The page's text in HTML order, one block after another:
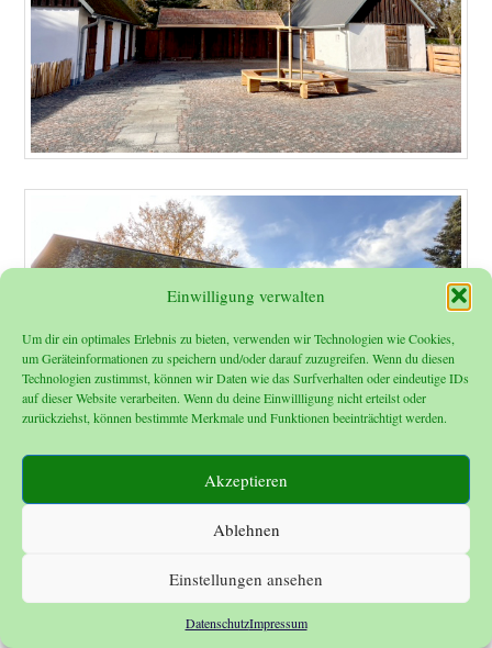
Einwilligung verwalten
Um dir ein optimales Erlebnis zu bieten, verwenden wir Technologien wie Cookies,
um Geräteinformationen zu speichern und/oder darauf zuzugreifen. Wenn du diesen
Technologien zustimmst, können wir Daten wie das Surfverhalten oder eindeutige IDs
auf dieser Website verarbeiten. Wenn du deine Einwillligung nicht erteilst oder
zurückziehst, können bestimmte Merkmale und Funktionen beeinträchtigt werden.
Akzeptieren
Ablehnen
Einstellungen ansehen
DatenschutzImpressum